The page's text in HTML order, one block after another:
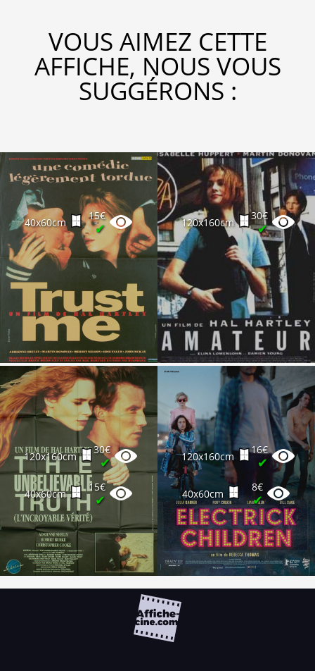
VOUS AIMEZ CETTE
AFFICHE, NOUS VOUS
SUGGÉRONS :
40x60cm
15€
✔ 120x160cm
30€
✔
120x160cm
30€
✔
40x60cm
15€
✔
120x160cm
16€
✔
40x60cm
8€
✔